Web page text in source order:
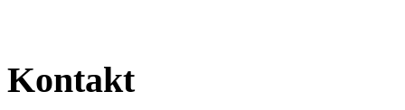
Kontakt